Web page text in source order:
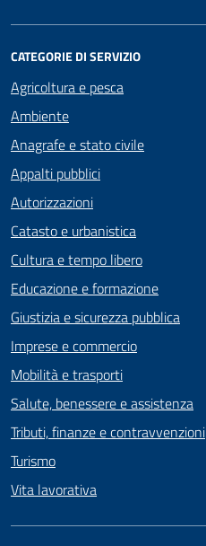
CATEGORIE DI SERVIZIO
Agricoltura e pesca
Ambiente
Anagrafe e stato civile
Appalti pubblici
Autorizzazioni
Catasto e urbanistica
Cultura e tempo libero
Educazione e formazione
Giustizia e sicurezza pubblica
Imprese e commercio
Mobilità e trasporti
Salute, benessere e assistenza
Tributi, finanze e contravvenzioni
Turismo
Vita lavorativa